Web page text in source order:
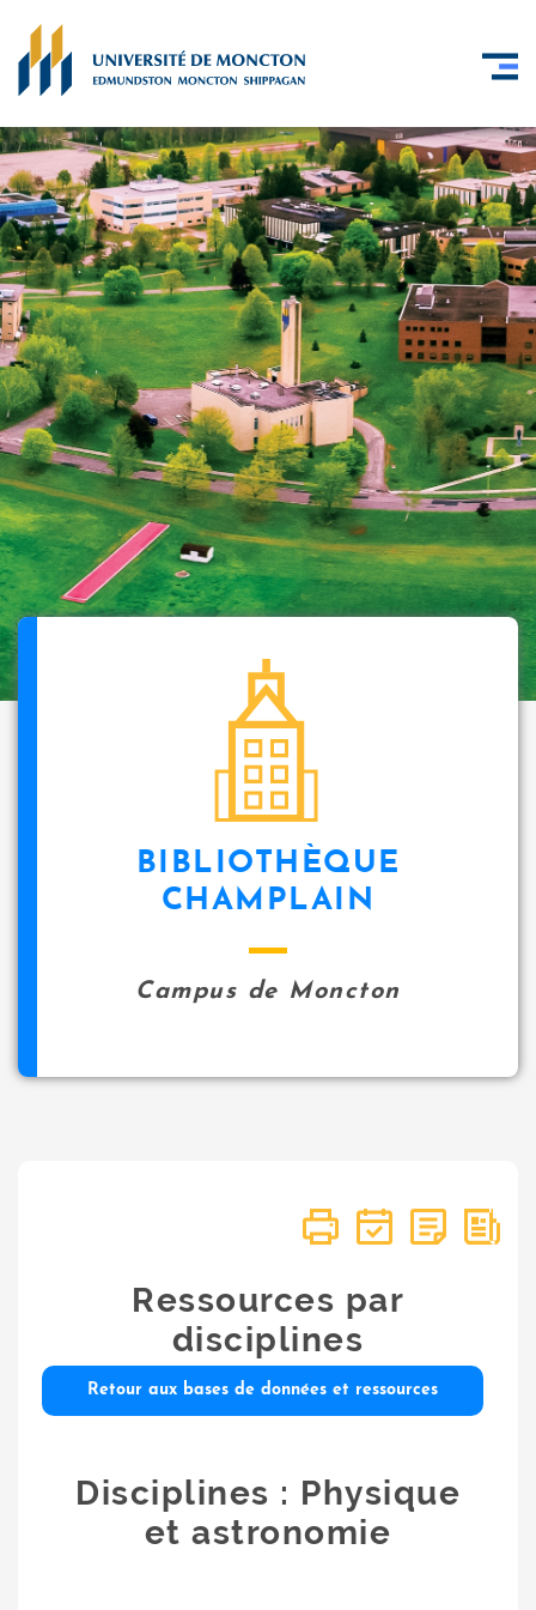
BIBLIOTHÈQUE
CHAMPLAIN
Campus de Moncton
Ressources par
disciplines
Retour aux bases de données et ressources
Disciplines : Physique
et astronomie